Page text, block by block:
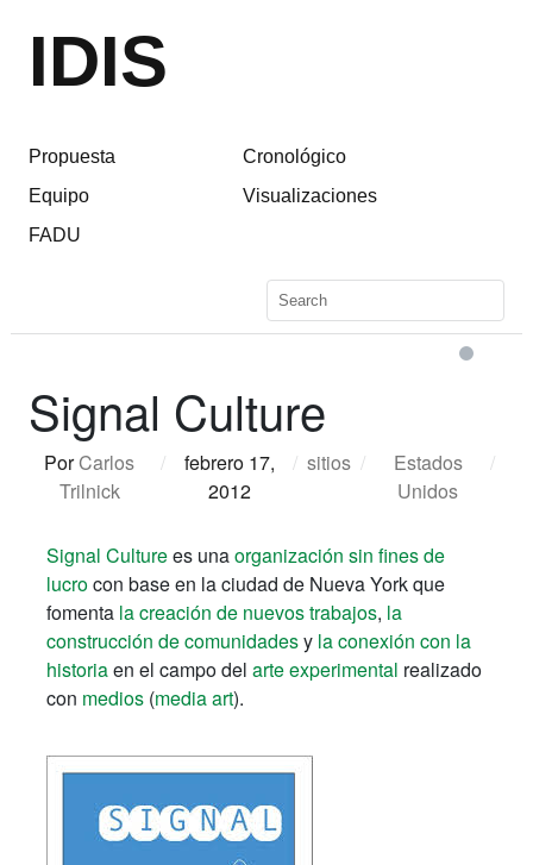
IDIS
Propuesta
Equipo
FADU
Cronológico
Visualizaciones
Signal Culture
PorCarlos
Trilnick
/
febrero 17,
2012
/ sitios /
Estados
Unidos
/
Signal Culturees unaorganización sin fines de
lucrocon base en la ciudad de Nueva York que
fomenta la creación de nuevos trabajos, la
construcción de comunidadesy la conexión con la
historiaen el campo del arte experimental realizado
con medios (media art).